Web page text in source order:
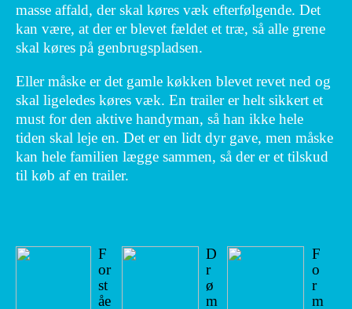
masse affald, der skal køres væk efterfølgende. Det
kan være, at der er blevet fældet et træ, så alle grene
skal køres på genbrugspladsen.
Eller måske er det gamle køkken blevet revet ned og
skal ligeledes køres væk. En trailer er helt sikkert et
must for den aktive handyman, så han ikke hele
tiden skal leje en. Det er en lidt dyr gave, men måske
kan hele familien lægge sammen, så der er et tilskud
til køb af en trailer.
F
or
st
åe
D
r
ø
m
F
o
r
m